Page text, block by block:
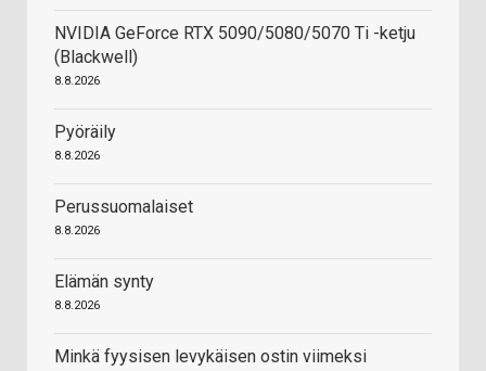
NVIDIA GeForce RTX 5090/5080/5070 Ti -ketju
(Blackwell)
8.8.2026
Pyöräily
8.8.2026
Perussuomalaiset
8.8.2026
Elämän synty
8.8.2026
Minkä fyysisen levykäisen ostin viimeksi